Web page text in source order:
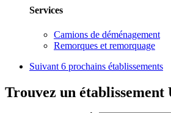
Services
Camions de déménagement
Remorques et remorquage
Suivant 6 prochains établissements
Trouvez un établissement